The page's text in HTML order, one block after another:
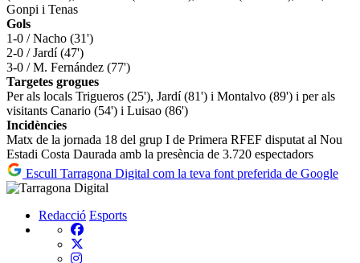
Gonpi i Tenas
Gols
1-0 / Nacho (31')
2-0 / Jardí (47')
3-0 / M. Fernández (77')
Targetes grogues
Per als locals Trigueros (25'), Jardí (81') i Montalvo (89') i per als
visitants Canario (54') i Luisao (86')
Incidències
Matx de la jornada 18 del grup I de Primera RFEF disputat al Nou
Estadi Costa Daurada amb la presència de 3.720 espectadors
Escull Tarragona Digital com la teva font preferida de Google
Redacció Esports